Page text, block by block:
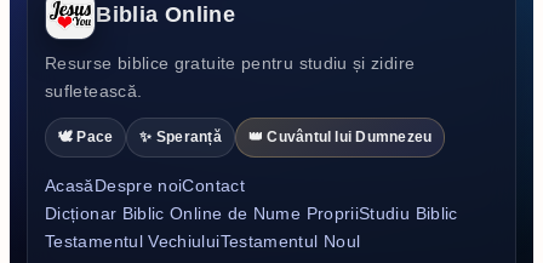
Biblia Online
Resurse biblice gratuite pentru studiu și zidire
sufletească.
🕊️ Pace ✨ Speranță 👑 Cuvântul lui Dumnezeu
AcasăDespre noiContact
Dicționar Biblic Online de Nume PropriiStudiu Biblic
Testamentul VechiuluiTestamentul Noul